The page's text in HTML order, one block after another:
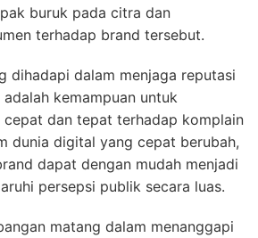
buruk pada citra dan
terhadap brand tersebut.
dihadapi dalam menjaga reputasi
kemampuan untuk
cepat dan tepat terhadap komplain
dunia digital yang cepat berubah,
dapat dengan mudah menjadi
persepsi publik secara luas.
matang dalam menanggapi